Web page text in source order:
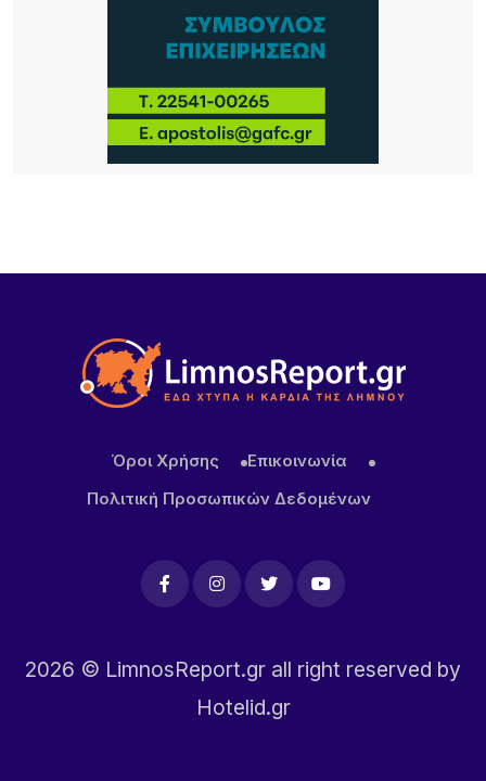
συλλογική μνήμη 9, 10 Αυγούστου 2026 |
Αποθήκη, Μύρινα
1 ΗΜΈΡΑ ΠΡΙΝ
Νέα τουρκική πρόκληση στο Αιγαίο – Η Λήμνος στο
επίκεντρο των εξελίξεων
Όροι Χρήσης
Επικοινωνία
Πολιτική Προσωπικών Δεδομένων
2026 © LimnosReport.gr all right reserved by
Hotelid.gr